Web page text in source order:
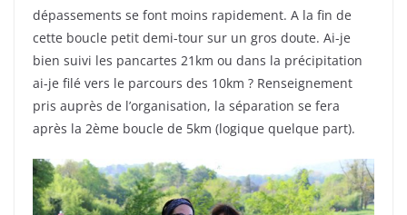
dépassements se font moins rapidement. A la fin de
cette boucle petit demi-tour sur un gros doute. Ai-je
bien suivi les pancartes 21km ou dans la précipitation
ai-je filé vers le parcours des 10km ? Renseignement
pris auprès de l’organisation, la séparation se fera
après la 2ème boucle de 5km (logique quelque part).